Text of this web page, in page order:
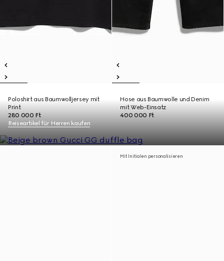
Poloshirt aus Baumwolljersey mit
Print
280 000 Ft
Hose aus Baumwolle und Denim
mit Web-Einsatz
400 000 Ft
Reiseartikel für Herren kaufen
Mit Initialen personalisieren